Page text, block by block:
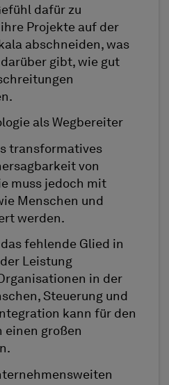
dafür zu
Projekte auf der
abschneiden, was
gibt, wie gut
als Wegbereiter
transformatives
von
muss jedoch mit
Menschen und
werden.
fehlende Glied in
Leistung
in der
Steuerung und
kann für den
einen großen